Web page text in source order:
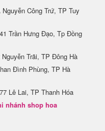
Nguyễn Công Trứ, TP Tuy
41 Trần Hưng Đạo, Tp Đồng
Nguyễn Trãi, TP Đông Hà
Đình Phùng, TP Hà
Lê Lai, TP Thanh Hóa
nhánh shop hoa